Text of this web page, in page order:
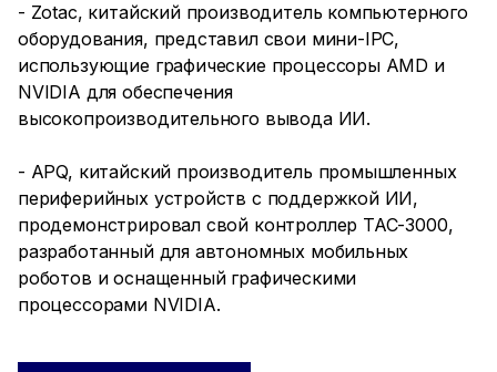
- Zotac, китайский производитель компьютерного
оборудования, представил свои мини-IPC,
использующие графические процессоры AMD и
NVIDIA для обеспечения
высокопроизводительного вывода ИИ.
- APQ, китайский производитель промышленных
периферийных устройств с поддержкой ИИ,
продемонстрировал свой контроллер TAC-3000,
разработанный для автономных мобильных
роботов и оснащенный графическими
процессорами NVIDIA.